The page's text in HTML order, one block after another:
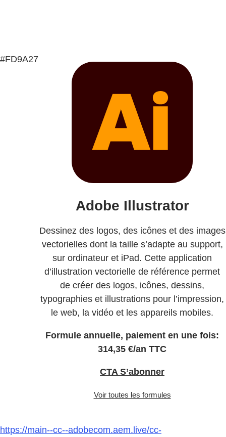
#FD9A27
Adobe Illustrator
Dessinez des logos, des icônes et des images
vectorielles dont la taille s’adapte au support,
sur ordinateur et iPad. Cette application
d’illustration vectorielle de référence permet
de créer des logos, icônes, dessins,
typographies et illustrations pour l’impression,
le web, la vidéo et les appareils mobiles.
Formule annuelle, paiement en une fois:
314,35 €/an TTC
CTA S’abonner
Voir toutes les formules
https://main--cc--adobecom.aem.live/cc-